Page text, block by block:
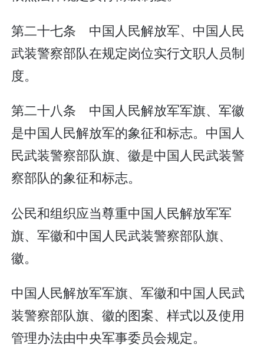
第二十七条 中国人民解放军、中国人民
武装警察部队在规定岗位实行文职人员制
度。
第二十八条 中国人民解放军军旗、军徽
是中国人民解放军的象征和标志。中国人
民武装警察部队旗、徽是中国人民武装警
察部队的象征和标志。
公民和组织应当尊重中国人民解放军军
旗、军徽和中国人民武装警察部队旗、
徽。
中国人民解放军军旗、军徽和中国人民武
装警察部队旗、徽的图案、样式以及使用
管理办法由中央军事委员会规定。